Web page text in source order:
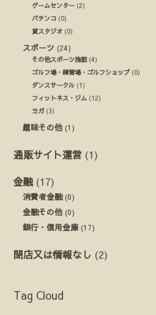
ゲームセンター (2)
パチンコ (0)
貸スタジオ (0)
スポーツ (24)
その他スポーツ施設(4)
ゴルフ場・練習場・ゴルフショップ(0)
ダンスサークル (1)
フィットネス・ジム (12)
ヨガ (3)
趣味その他 (1)
通販サイト運営 (1)
金融 (17)
消費者金融(0)
金融その他 (0)
銀行・信用金庫 (17)
閉店又は情報なし (2)
Tag Cloud